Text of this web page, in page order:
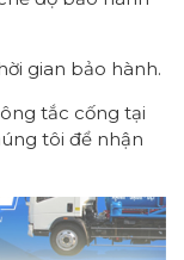
gian bảo hành.
tắc cống tại
tôi để nhận